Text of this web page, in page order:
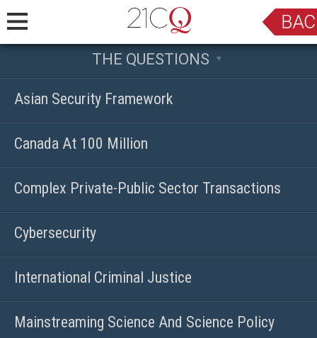
THE QUESTIONS
Asian Security Framework
Canada At 100 Million
Complex Private-Public Sector Transactions
Cybersecurity
International Criminal Justice
Mainstreaming Science And Science Policy